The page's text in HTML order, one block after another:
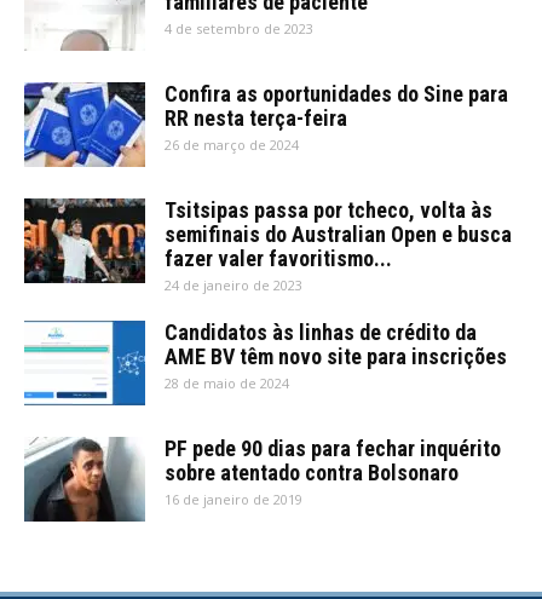
4 de setembro de 2023
Confira as oportunidades do Sine para
RR nesta terça-feira
26 de março de 2024
Tsitsipas passa por tcheco, volta às
semifinais do Australian Open e busca
fazer valer favoritismo...
24 de janeiro de 2023
Candidatos às linhas de crédito da
AME BV têm novo site para inscrições
28 de maio de 2024
PF pede 90 dias para fechar inquérito
sobre atentado contra Bolsonaro
16 de janeiro de 2019